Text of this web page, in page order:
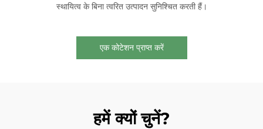
स्थायित्व के बिना त्वरित उत्पादन सुनिश्चित करती हैं।
एक कोटेशन प्राप्त करें
हमें क्यों चुनें?